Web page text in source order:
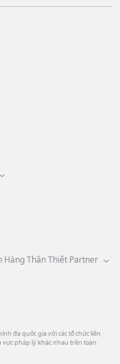
Hàng Thân Thiết Partner
đa quốc gia với các tổ chức liên
pháp lý khác nhau trên toàn